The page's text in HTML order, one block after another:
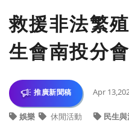
救援非法繁
生會南投分
推廣新聞稿 Apr
娛樂 休閒活動 民生